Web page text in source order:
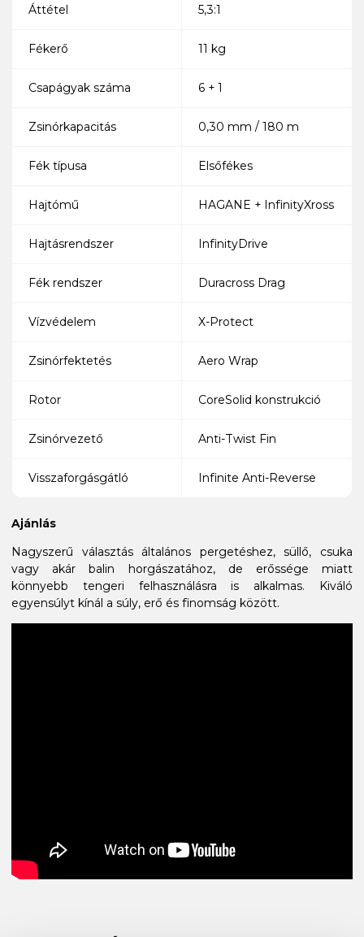
Áttétel 5,3:1
Fékerő 11 kg
Csapágyak száma 6 + 1
Zsinórkapacitás 0,30 mm / 180 m
Fék típusa Elsőfékes
Hajtómű HAGANE + InfinityXross
Hajtásrendszer InfinityDrive
Fék rendszer Duracross Drag
Vízvédelem X-Protect
Zsinórfektetés Aero Wrap
Rotor CoreSolid konstrukció
Zsinórvezető Anti-Twist Fin
Visszaforgásgátló Infinite Anti-Reverse
Ajánlás
Nagyszerű választás általános pergetéshez, süllő, csuka
vagy akár balin horgászatához, de erőssége miatt
könnyebb tengeri felhasználásra is alkalmas. Kiváló
egyensúlyt kínál a súly, erő és finomság között.